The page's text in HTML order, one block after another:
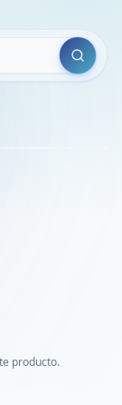
Buscar
producto.